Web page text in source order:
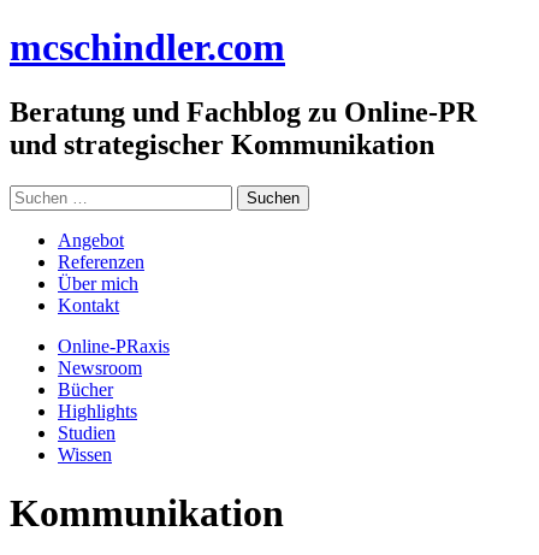
Inhalt
mcschindler.com
Beratung und Fachblog zu Online-PR
und strategischer Kommunikation
Suchen
nach:
Angebot
Referenzen
Über mich
Kontakt
Online-PRaxis
Newsroom
Bücher
Highlights
Studien
Wissen
Kommunikation